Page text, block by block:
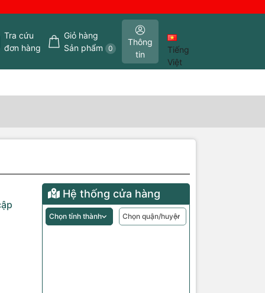
Tra cứu
đơn hàng
Giỏ hàng
Sản phẩm 0
Thông
tin
Tiếng
Việt
Hệ thống cửa hàng